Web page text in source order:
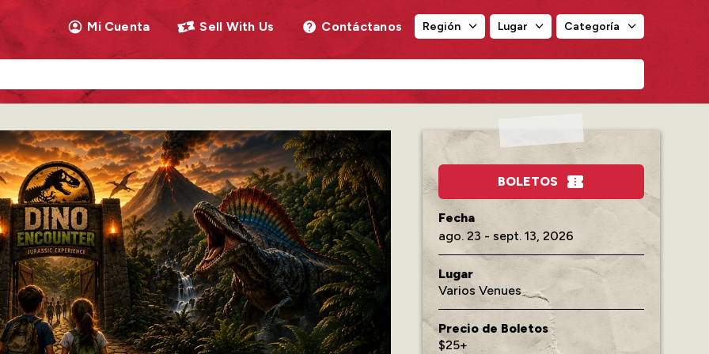
Mi Cuenta Sell With Us Contáctanos Región Lugar Categoría
you type. Use Tab to access the results.
BOLETOS
ago. 23 - sept. 13, 2026
Lugar
Varios Venues
Precio de Boletos
$25+